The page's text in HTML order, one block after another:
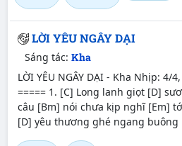
LỜI YÊU NGÂY DẠI
Sáng tác: Kha
LỜI YÊU NGÂY DẠI - Kha Nhịp: 4/
===== 1. [C] Long lanh giọt [D]
câu [Bm] nói chưa kịp nghĩ [Em]
[D] yêu thương ghé ngang buông